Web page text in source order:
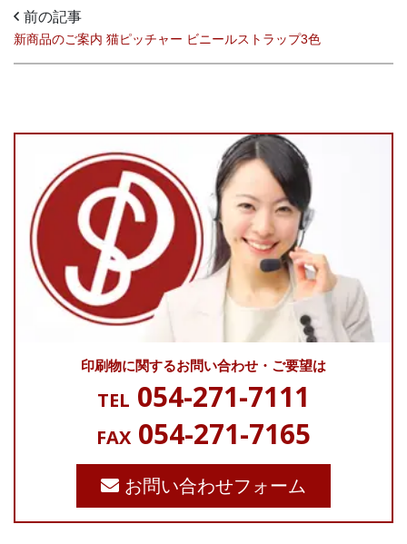
前の記事
新商品のご案内 猫ピッチャー ビニールストラップ3色
印刷物に関するお問い合わせ・ご要望は
TEL 054-271-7111
FAX 054-271-7165
お問い合わせフォーム